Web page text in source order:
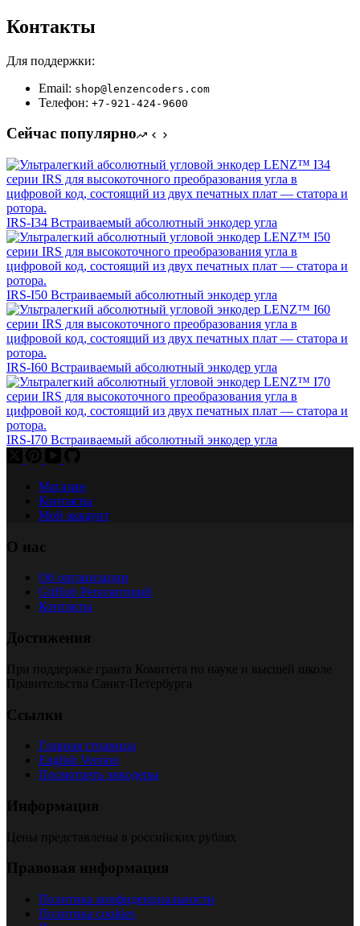
Контакты
Для поддержки:
Email: shop@lenzencoders.com
Телефон: +7-921-424-9600
Сейчас популярно
IRS-I34 Встраиваемый абсолютный энкодер угла
IRS-I50 Встраиваемый абсолютный энкодер угла
IRS-I60 Встраиваемый абсолютный энкодер угла
IRS-I70 Встраиваемый абсолютный энкодер угла
Магазин
Контакты
Мой аккаунт
О нас
Об организации
GitHub Репозиторий
Контакты
Достижения
При поддержке гранта Комитета по науке и высшей школе
Правительства Санкт-Петербурга
Ссылки
Главная страница
English Version
Посмотреть энкодеры
Информация
Цены представлены в российских рублях
Правовая информация
Политика конфиденциальности
Политика cookies